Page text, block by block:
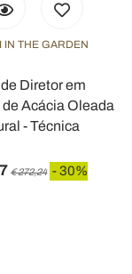
che hanno
IN THE GARDEN
Diretor em
Acácia Oleada
- Técnica
€ 272,24 - 30%